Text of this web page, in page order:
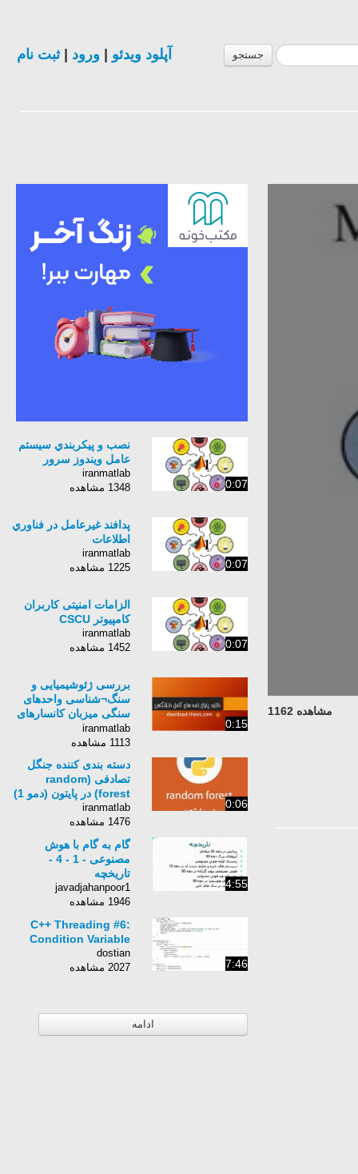
جستجو آپلود ویدئو ورود |ثبت نام
مشاهده 1162
0:07
نصب و پيكربندي سيستم
عامل ويندوز سرور
iranmatlab
1348 مشاهده
0:07
پدافند غيرعامل در فناوري
اطلاعات
iranmatlab
1225 مشاهده
0:07
الزامات امنیتی کاربران
کامپیوتر CSCU
iranmatlab
1452 مشاهده
0:15
بررسی ژئوشیمیایی و
سنگ¬شناسی واحدهای
سنگی میزبان کانسارهای
کرومیت منطقه فرومد
iranmatlab
1113 مشاهده
0:06
دسته بندی کننده جنگل
تصادفی (random
forest) در پایتون (دمو 1)
iranmatlab
1476 مشاهده
4:55
گام به گام با هوش
مصنوعی - 1 - 4 -
تاریخچه
javadjahanpoor1
1946 مشاهده
7:46
C++ Threading #6:
Condition Variable
dostian
2027 مشاهده
ادامه